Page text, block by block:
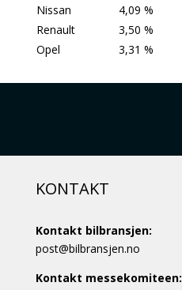
Nissan
4,09 %
Renault
3,50 %
Opel
3,31 %
KONTAKT
Kontakt bilbransjen:
post@bilbransjen.no
Kontakt messekomiteen: